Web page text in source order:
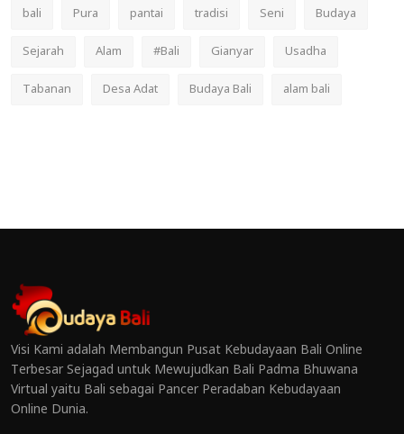
bali Pura pantai tradisi Seni
Budaya
Sejarah
Alam #Bali Gianyar
Usadha
Tabanan
Desa Adat Budaya Bali alam bali
Visi Kami adalah Membangun Pusat Kebudayaan Bali Online
Terbesar Sejagad untuk Mewujudkan Bali Padma Bhuwana
Virtual yaitu Bali sebagai Pancer Peradaban Kebudayaan
Online Dunia.